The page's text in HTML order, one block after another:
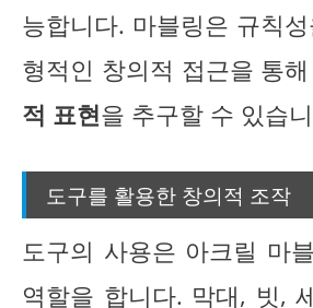
능합니다. 마블링은 규칙
형적인 창의적 접근을 통
적 표현을 추구할 수 있습
도구를 활용한 창의적 조작
도구의 사용은 아크릴 마
역할을 합니다. 막대, 빗,